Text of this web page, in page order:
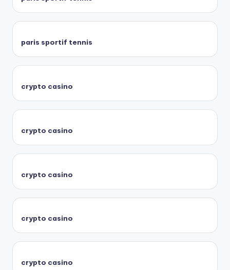
paris sportif tennis
crypto casino
crypto casino
crypto casino
crypto casino
crypto casino